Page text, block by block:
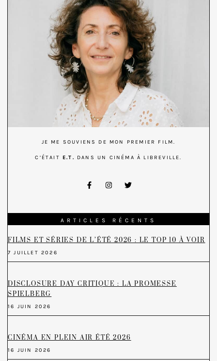
JE ME SOUVIENS DE MON PREMIER FILM.
C’ÉTAIT E.T. DANS UN CINÉMA À LIBREVILLE.
ARTICLES RÉCENTS
FILMS ET SÉRIES DE L’ÉTÉ 2026 : LE TOP 10 À VOIR
7 JUILLET 2026
DISCLOSURE DAY CRITIQUE : LA PROMESSE
SPIELBERG
16 JUIN 2026
CINÉMA EN PLEIN AIR ÉTÉ 2026
16 JUIN 2026